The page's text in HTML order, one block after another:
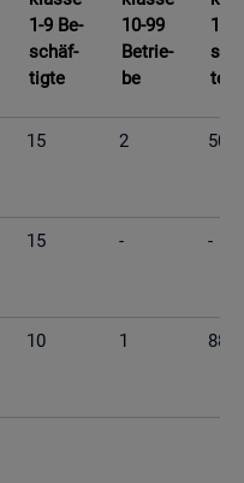
1-9 Be­
schäf­
tig­te
10-99
Be­trie­
be
10-
te
15 2 50
15 - -
10 1 88